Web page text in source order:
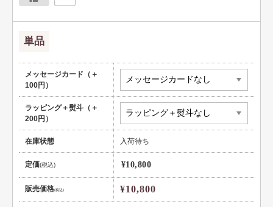
単品
メッセージカード（＋
100円）
ラッピング＋熨斗（＋
200円）
在庫状態 入荷待ち
定価(税込) ¥10,800
販売価格(税込) ¥10,800